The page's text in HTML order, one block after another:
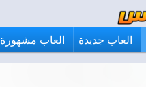
العاب جديدة العاب مشهورة